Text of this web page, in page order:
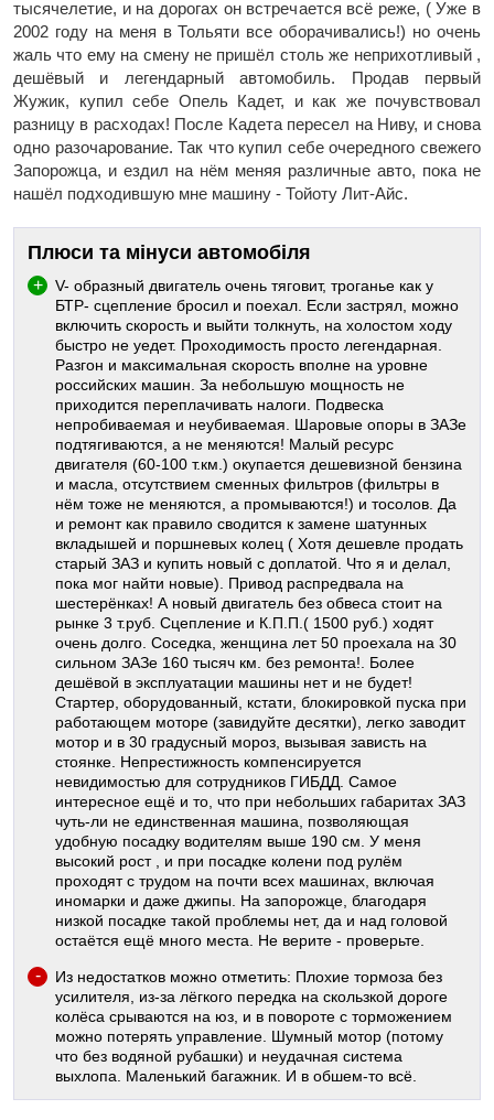
тысячелетие, и на дорогах он встречается всё реже, ( Уже в
2002 году на меня в Тольяти все оборачивались!) но очень
жаль что ему на смену не пришёл столь же неприхотливый ,
дешёвый и легендарный автомобиль. Продав первый
Жужик, купил себе Опель Кадет, и как же почувствовал
разницу в расходах! После Кадета пересел на Ниву, и снова
одно разочарование. Так что купил себе очередного свежего
Запорожца, и ездил на нём меняя различные авто, пока не
нашёл подходившую мне машину - Тойоту Лит-Айс.
Плюси та мінуси автомобіля
V- образный двигатель очень тяговит, троганье как у
БТР- сцепление бросил и поехал. Если застрял, можно
включить скорость и выйти толкнуть, на холостом ходу
быстро не уедет. Проходимость просто легендарная.
Разгон и максимальная скорость вполне на уровне
российских машин. За небольшую мощность не
приходится переплачивать налоги. Подвеска
непробиваемая и неубиваемая. Шаровые опоры в ЗАЗе
подтягиваются, а не меняются! Малый ресурс
двигателя (60-100 т.км.) окупается дешевизной бензина
и масла, отсутствием сменных фильтров (фильтры в
нём тоже не меняются, а промываются!) и тосолов. Да
и ремонт как правило сводится к замене шатунных
вкладышей и поршневых колец ( Хотя дешевле продать
старый ЗАЗ и купить новый с доплатой. Что я и делал,
пока мог найти новые). Привод распредвала на
шестерёнках! А новый двигатель без обвеса стоит на
рынке 3 т.руб. Сцепление и К.П.П.( 1500 руб.) ходят
очень долго. Соседка, женщина лет 50 проехала на 30
сильном ЗАЗе 160 тысяч км. без ремонта!. Более
дешёвой в эксплуатации машины нет и не будет!
Стартер, оборудованный, кстати, блокировкой пуска при
работающем моторе (завидуйте десятки), легко заводит
мотор и в 30 градусный мороз, вызывая зависть на
стоянке. Непрестижность компенсируется
невидимостью для сотрудников ГИБДД. Самое
интересное ещё и то, что при небольших габаритах ЗАЗ
чуть-ли не единственная машина, позволяющая
удобную посадку водителям выше 190 см. У меня
высокий рост , и при посадке колени под рулём
проходят с трудом на почти всех машинах, включая
иномарки и даже джипы. На запорожце, благодаря
низкой посадке такой проблемы нет, да и над головой
остаётся ещё много места. Не верите - проверьте.
Из недостатков можно отметить: Плохие тормоза без
усилителя, из-за лёгкого передка на скользкой дороге
колёса срываются на юз, и в повороте с торможением
можно потерять управление. Шумный мотор (потому
что без водяной рубашки) и неудачная система
выхлопа. Маленький багажник. И в обшем-то всё.